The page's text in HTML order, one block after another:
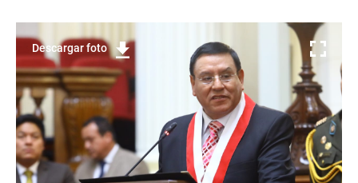
Descargar foto